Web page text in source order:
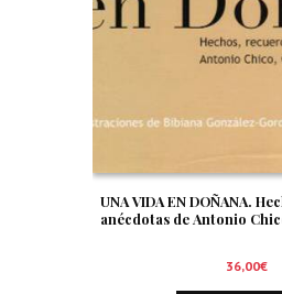
UNA VIDA EN DOÑANA.
anécdotas de Antonio
36,00€